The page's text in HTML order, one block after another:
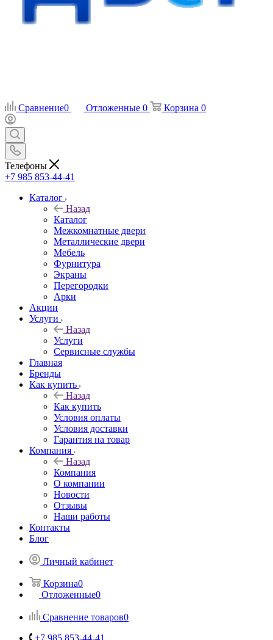
Сравнение0 Отложенные 0 Корзина 0
Телефоны
+7 985 853-44-41
Каталог
Назад
Каталог
Межкомнатные двери
Металлические двери
Мебель
Фурнитура
Экраны
Перегородки
Арки
Акции
Услуги
Назад
Услуги
Сервисные службы
Главная
Бренды
Как купить
Назад
Как купить
Условия оплаты
Условия доставки
Гарантия на товар
Компания
Назад
Компания
О компании
Новости
Отзывы
Наши работы
Контакты
Блог
Личный кабинет
Корзина0
Отложенные0
Сравнение товаров0
+7 985 853-44-41